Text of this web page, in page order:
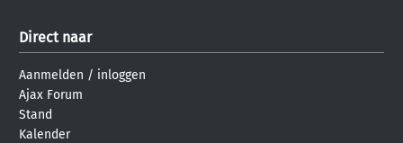
Direct naar
Aanmelden / inloggen
Ajax Forum
Stand
Kalender